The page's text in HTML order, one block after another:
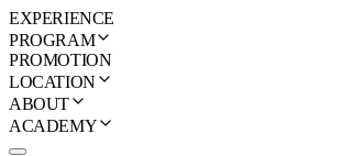
EXPERIENCE
PROGRAM
PROMOTION
LOCATION
ABOUT
ACADEMY